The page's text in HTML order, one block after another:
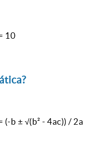
10
b ± √(b² - 4ac)) / 2a